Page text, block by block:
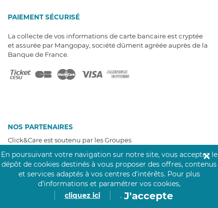
PAIEMENT SÉCURISÉ
La collecte de vos informations de carte bancaire est cryptée
et assurée par Mangopay, société dûment agréée auprès de la
Banque de France.
NOS PARTENAIRES
Click&Care est soutenu par les Groupes
En poursuivant votre navigation sur notre site, vous acceptez le
dépôt de cookies destinés à vous proposer des offres, contenus
et services adaptés à vos centres d’intérêts. Pour plus
d’informations et paramétrer vos cookies,
cliquez ici
. J'accepte
✕